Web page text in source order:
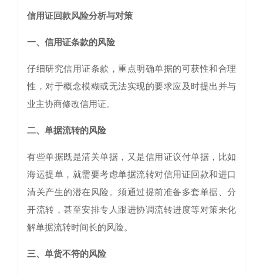
信用证回款风险分析与对策
一、信用证条款的风险
仔细研究信用证条款，重点明确单据的可获性和合理
性，对于概念模糊或无法实现的要求应及时提出并与
业主协商修改信用证。
二、单据流转的风险
有些单据既是清关单据，又是信用证议付单据，比如
海运提单，就需要考虑单据流转对信用证回款和进口
清关产生的潜在风险。须通过提前准备多套单据、分
开流转，甚至安排专人跟进协调流转进度等对策来化
解单据流转时间长的风险。
三、单货不符的风险